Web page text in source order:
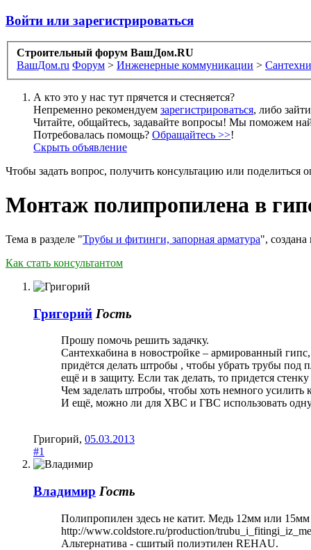
Войти или зарегистрироваться
Строительный форум ВашДом.RU
ВашДом.ru Форум > Инженерные коммуникации >
А кто это у нас тут прячется и стесняется?
Непременно рекомендуем зарегистрироваться, либо
Читайте, общайтесь, задавайте вопросы! Мы поможем
Потребовалась помощь? Обращайтесь >>!
Скрыть объявление
Чтобы задать вопрос, получить консультацию или поделиться
Монтаж полипропилена в
Тема в разделе "Трубы и фитинги, запорная арматура", создана
Как стать консультантом
Григорий Гость
Прошу помочь решить задачку.
Сантехкабина в новостройке – армированный
придётся делать штробы , чтобы убрать трубы
ещё и в защиту. Если так делать, то придется
Чем заделать штробы, чтобы хоть немного
И ещё, можно ли для ХВС и ГВС использовать
Григорий, 05.03.2013
#1
Владимир Гость
Полипропилен здесь не катит. Медь 12мм или
http://www.coldstore.ru/production/
Альтернатива - сшитый полиэтилен REHAU.